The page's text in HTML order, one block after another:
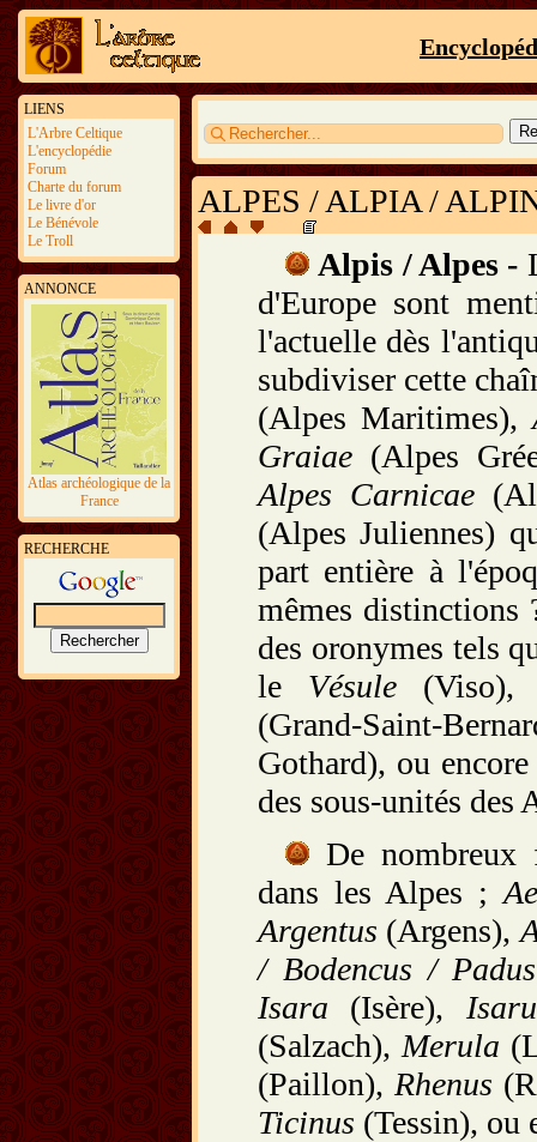
LIENS
L'Arbre Celtique
L'encyclopédie
Forum
Charte du forum
Le livre d'or
Le Bénévole
Le Troll
ANNONCE
Atlas archéologique de la
France
RECHERCHE
ALPES / ALPIA /
Alpis / Alpes -
d'Europe sont
l'actuelle dès
subdiviser cette
(Alpes Maritimes),
Graiae (Alpes
Alpes Carnicae
(Alpes Juliennes)
part entière à
mêmes distinctions
des oronymes tels
le Vésule
(Grand-Saint-
Gothard), ou
des sous-unités des
De nombreux
dans les Alpes ;
Argentus (Argens),
/ Bodencus / Padus
Isara (Isère),
(Salzach), Merula
(Paillon), Rhenus
Ticinus (Tessin), ou